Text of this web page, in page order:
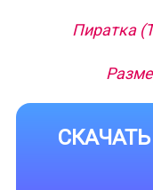
Пиратка
СКАЧАТЬ